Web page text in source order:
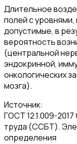
Длительное
полей с
допустимые, в
вероятность
(центральной
эндокринной,
онкологических
мозга).
Источник:
ГОСТ 12.1.009-
труда (ССБТ).
определения